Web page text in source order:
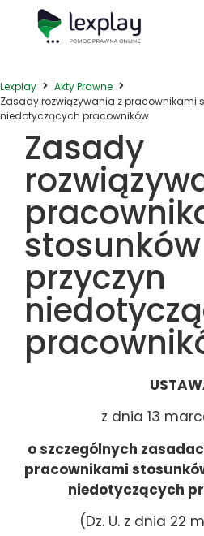
Lexplay
Akty Prawne
Zasady rozwiązywania z pracownikami
niedotyczących pracowników
Zasady
przyczyn
z dnia 13
o szczególnych
pracownikami
niedotyczących
(Dz. U. z dnia 22